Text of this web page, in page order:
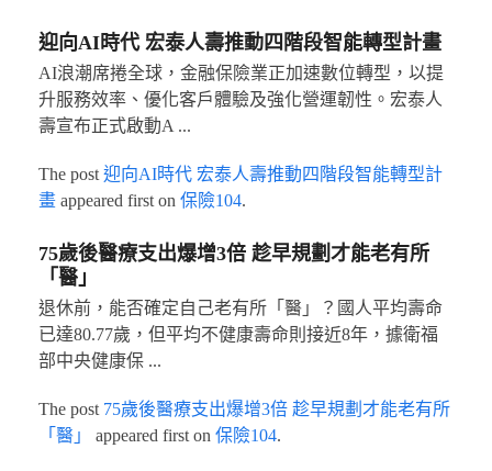
迎向AI時代 宏泰人壽推動四階段智能轉型計畫
AI浪潮席捲全球，金融保險業正加速數位轉型，以提
升服務效率、優化客戶體驗及強化營運韌性。宏泰人
壽宣布正式啟動A ...
The post 迎向AI時代 宏泰人壽推動四階段智能轉型計
畫appeared first on 保險104.
75歲後醫療支出爆增3倍 趁早規劃才能老有所
「醫」
退休前，能否確定自己老有所「醫」？國人平均壽命
已達80.77歲，但平均不健康壽命則接近8年，據衛福
部中央健康保 ...
The post 75歲後醫療支出爆增3倍 趁早規劃才能老有所
「醫」
appeared first on 保險104.